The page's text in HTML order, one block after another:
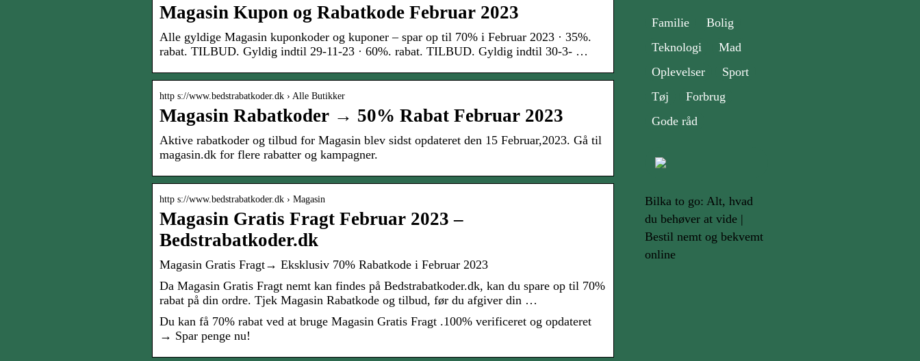
Magasin Kupon og Rabatkode Februar 2023
Alle gyldige Magasin kuponkoder og kuponer – spar op til 70% i Februar 2023 · 35%.
rabat. TILBUD. Gyldig indtil 29-11-23 · 60%. rabat. TILBUD. Gyldig indtil 30-3- …
http s://www.bedstrabatkoder.dk › Alle Butikker
Magasin Rabatkoder → 50% Rabat Februar 2023
Aktive rabatkoder og tilbud for Magasin blev sidst opdateret den 15 Februar,2023. Gå til
magasin.dk for flere rabatter og kampagner.
http s://www.bedstrabatkoder.dk › Magasin
Magasin Gratis Fragt Februar 2023 –
Bedstrabatkoder.dk
Magasin Gratis Fragt→ Eksklusiv 70% Rabatkode i Februar 2023
Da Magasin Gratis Fragt nemt kan findes på Bedstrabatkoder.dk, kan du spare op til 70%
rabat på din ordre. Tjek Magasin Rabatkode og tilbud, før du afgiver din …
Du kan få 70% rabat ved at bruge Magasin Gratis Fragt .100% verificeret og opdateret
→ Spar penge nu!
Familie
Bolig
Teknologi
Mad
Oplevelser
Sport
Tøj
Forbrug
Gode råd
Bilka to go: Alt, hvad
du behøver at vide |
Bestil nemt og bekvemt
online